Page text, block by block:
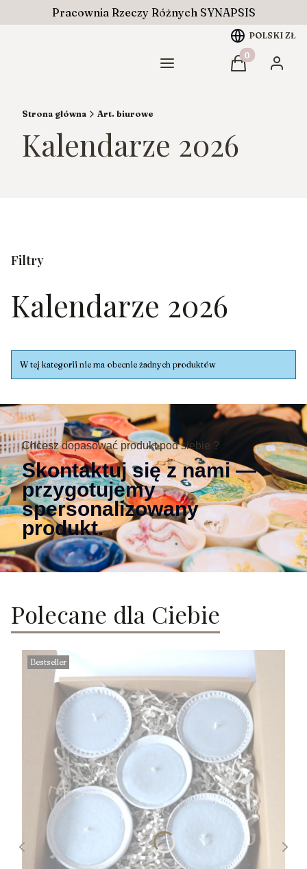
Pracownia Rzeczy Różnych SYNAPSIS
POLSKI ZŁ
Menu Produkty w
Koszyk
Strona główna Art. biurowe
Kalendarze 2026
Filtry
Koniec filtrów
Kalendarze 2026
Lista produktów
W tej kategorii nie ma obecnie żadnych produktów
Chcesz dopasować produkt pod siebie ?
Skontaktuj się z nami —
przygotujemy
spersonalizowany
produkt.
Polecane dla Ciebie
Bestseller